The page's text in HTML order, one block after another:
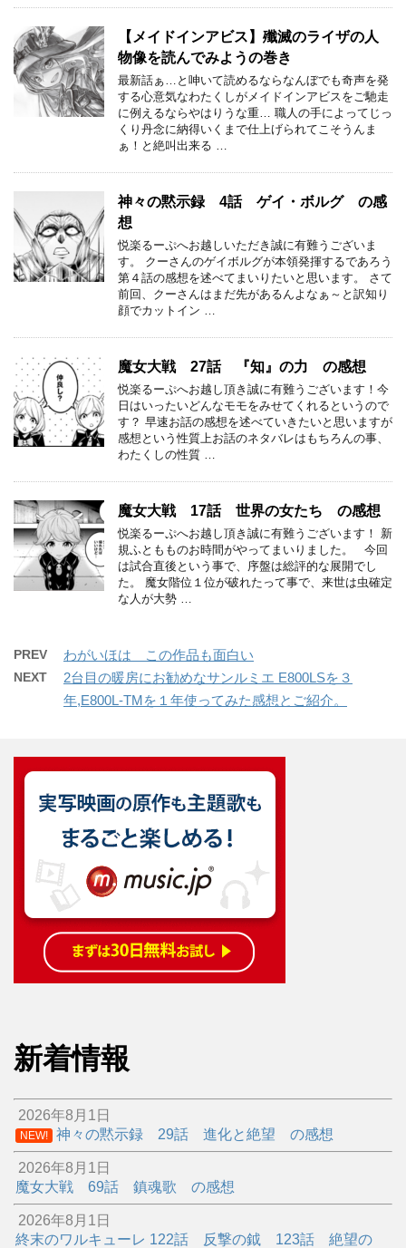
【メイドインアビス】殲滅のライザの人
物像を読んでみようの巻き
最新話ぁ…と呻いて読めるならなんぼでも奇声を発
する心意気なわたくしがメイドインアビスをご馳走
に例えるならやはりうな重… 職人の手によってじっ
くり丹念に納得いくまで仕上げられてこそうんま
ぁ！と絶叫出来る …
神々の黙示録 4話 ゲイ・ボルグ の感
想
悦楽るーぷへお越しいただき誠に有難うございま
す。 クーさんのゲイボルグが本領発揮するであろう
第４話の感想を述べてまいりたいと思います。 さて
前回、クーさんはまだ先があるんよなぁ～と訳知り
顔でカットイン …
魔女大戦 27話 『知』の力 の感想
悦楽るーぷへお越し頂き誠に有難うございます！今
日はいったいどんなモモをみせてくれるというので
す？ 早速お話の感想を述べていきたいと思いますが
感想という性質上お話のネタバレはもちろんの事、
わたくしの性質 …
魔女大戦 17話 世界の女たち の感想
悦楽るーぷへお越し頂き誠に有難うございます！ 新
規ふともものお時間がやってまいりました。 今回
は試合直後という事で、序盤は総評的な展開でし
た。 魔女階位１位が破れたって事で、来世は虫確定
な人が大勢 …
PREV わがいほは この作品も面白い
NEXT
2台目の暖房にお勧めなサンルミエ E800LSを３
年,E800L-TMを１年使ってみた感想とご紹介。
新着情報
2026年8月1日
NEW! 神々の黙示録 29話 進化と絶望 の感想
2026年8月1日
魔女大戦 69話 鎮魂歌 の感想
2026年8月1日
終末のワルキューレ 122話 反撃の鉞 123話 絶望の